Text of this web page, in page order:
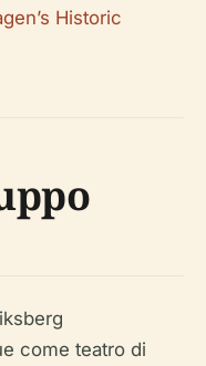
Historic
come teatro di